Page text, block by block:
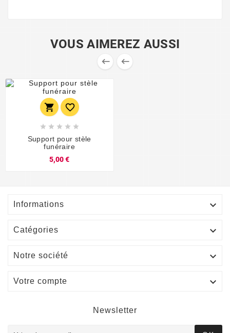
VOUS AIMEREZ AUSSI
 
 
    
Support pour stèle
funéraire
5,00 €
Informations 
Catégories 
Notre société 
Votre compte 
Newsletter